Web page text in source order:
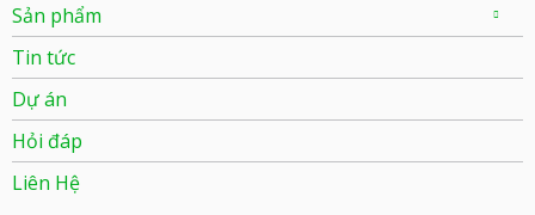
Sản phẩm
Tin tức
Dự án
Hỏi đáp
Liên Hệ